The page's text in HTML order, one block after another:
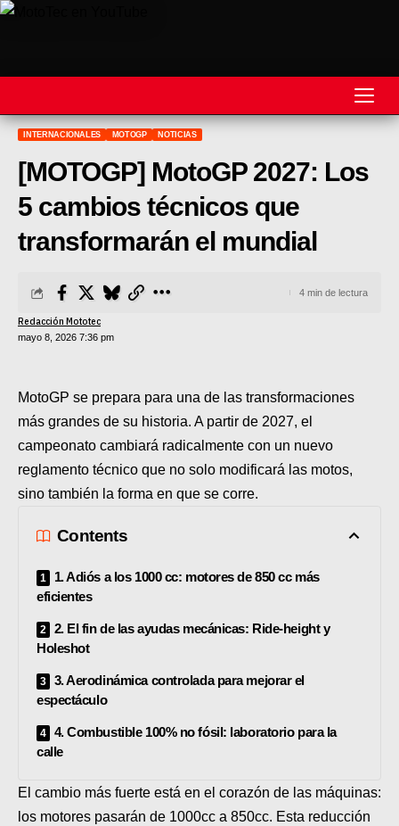
REVISTA
MOTOS
MOTOCROSS
MINICROSS
SUPERCROSS
CROSS COUNTRY
MOTOS ACUÁTICAS
NOTICIAS
INTERNACIONALES
MOBIL
PLANES
GUÍA DE PRECIOS
INTERNACIONALES MOTOGP NOTICIAS
[MOTOGP] MotoGP 2027: Los
5 cambios técnicos que
transformarán el mundial
mayo 8, 2026 7:36 pm
Redacción Mototec
4 min de lectura
MotoGP se prepara para una de las transformaciones
más grandes de su historia. A partir de 2027, el
campeonato cambiará radicalmente con un nuevo
reglamento técnico que no solo modificará las motos,
sino también la forma en que se corre.
Contents
1. Adiós a los 1000 cc: motores de 850 cc más
eficientes
2. El fin de las ayudas mecánicas: Ride-height y
Holeshot
3. Aerodinámica controlada para mejorar el
espectáculo
4. Combustible 100% no fósil: laboratorio para la
calle
El cambio más fuerte está en el corazón de las máquinas:
los motores pasarán de 1000cc a 850cc. Esta reducción